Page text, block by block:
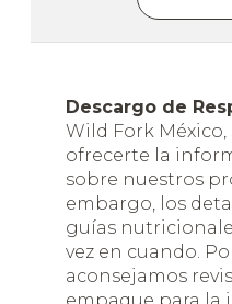
Descargo de
Wild Fork
ofrecerte la
sobre nuestros
embargo, los
guías
vez en cuando.
aconsejamos